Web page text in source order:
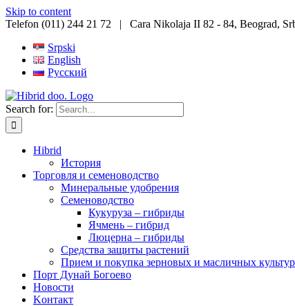
Skip to content
Telefon (011) 244 21 72 | Cara Nikolaja II 82 - 84, Beograd,
Srpski
English
Русский
Search for:
Hibrid
История
Торговля и семеноводство
Минеральные удобрения
Семеноводство
Кукуруза – гибриды
Ячмень – гибрид
Люцерна – гибриды
Средства защиты растений
Прием и покупка зерновых и масличных культур
Порт Дунай Богоево
Новости
Koнтакт